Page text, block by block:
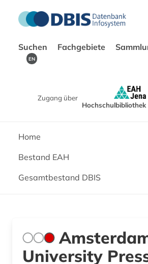
Suchen Fachgebiete
EN
Zugang über
Hochschulbibliothek
Home
Bestand EAH
Gesamtbestand DBIS
University Press